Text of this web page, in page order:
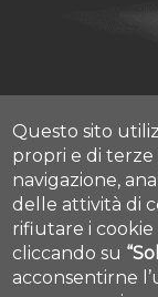
Questo sito
propri e di
navigazione,
delle attività di
rifiutare i cookie
cliccando su
acconsentirne